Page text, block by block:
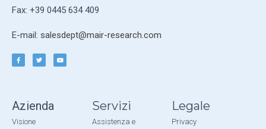
Fax: +39 0445 634 409
E-mail: salesdept@mair-research.com
Azienda
Visione
Servizi
Assistenza e
Legale
Privacy